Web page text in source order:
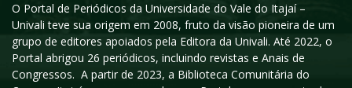
O Portal de Periódicos da Universidade do Vale do Itajaí –
Univali teve sua origem em 2008, fruto da visão pioneira de um
grupo de editores apoiados pela Editora da Univali. Até 2022, o
Portal abrigou 26 periódicos, incluindo revistas e Anais de
Congressos. A partir de 2023, a Biblioteca Comunitária do